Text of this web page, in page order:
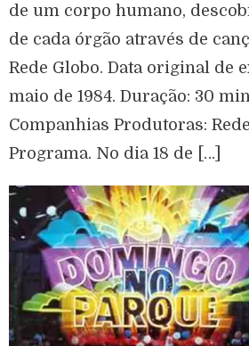
de um corpo humano,
de cada órgão através de
Rede Globo. Data original de
maio de 1984. Duração: 30
Companhias Produtoras:
Programa. No dia 18 de […]